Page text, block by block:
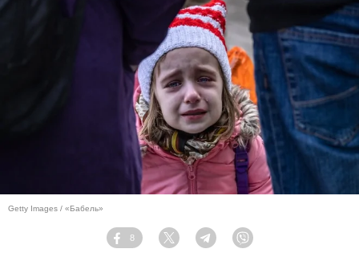
Getty Images / «Бабель»
Facebook
8
Twitter TelegramViber